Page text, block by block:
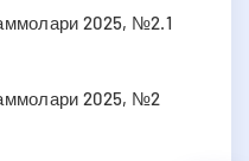
2025, №2.1
2025, №2